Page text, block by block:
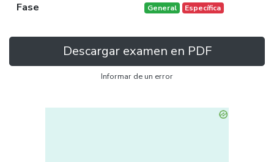
Fase General Específica
Descargar examen en PDF
Informar de un error